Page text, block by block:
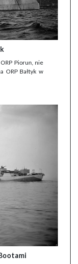
Piorun, nie
ORP Bałtyk w